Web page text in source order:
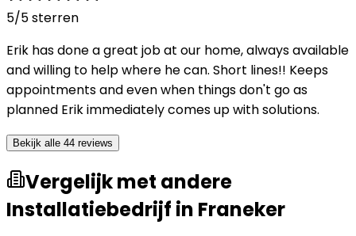
5/5 sterren
Erik has done a great job at our home, always available
and willing to help where he can. Short lines!! Keeps
appointments and even when things don't go as
planned Erik immediately comes up with solutions.
Bekijk alle 44 reviews
Vergelijk met andere
Installatiebedrijf in Franeker